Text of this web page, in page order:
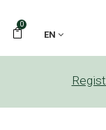
0
EN